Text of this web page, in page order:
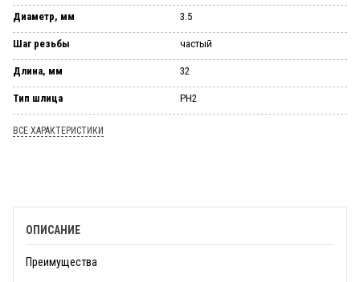
Диаметр, мм 3.5
Шаг резьбы частый
Длина, мм 32
Тип шлица PH2
ВСЕ ХАРАКТЕРИСТИКИ
ОПИСАНИЕ
Преимущества